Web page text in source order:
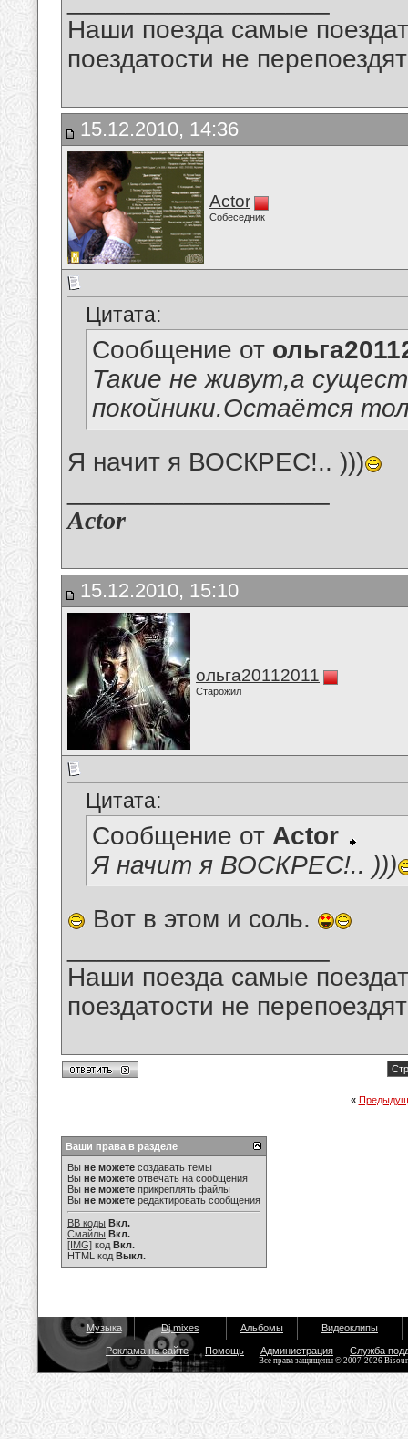
Наши поезда самые
поездатости не
15.12.2010, 14:36
Actor
Собеседник
Цитата:
Сообщение от
Такие не живут,а
покойники.Остаётся
Я начит я ВОСКРЕС!.. )))
Actor
15.12.2010, 15:10
ольга20112011
Старожил
Цитата:
Сообщение от Actor
Я начит я ВОСКРЕС!.. )))
Вот в этом и соль.
Наши поезда самые
поездатости не
«
Ваши права в разделе
Вы не можете создавать темы
Вы не можете отвечать на сообщения
Вы не можете прикреплять файлы
Вы не можете редактировать сообщения
BB коды Вкл.
Смайлы Вкл.
[IMG] код Вкл.
HTML код Выкл.
Музыка Dj mixes Альбомы Видеоклипы
Реклама на сайте Помощь Администрация Служба
Все права защищены © 2007-2026